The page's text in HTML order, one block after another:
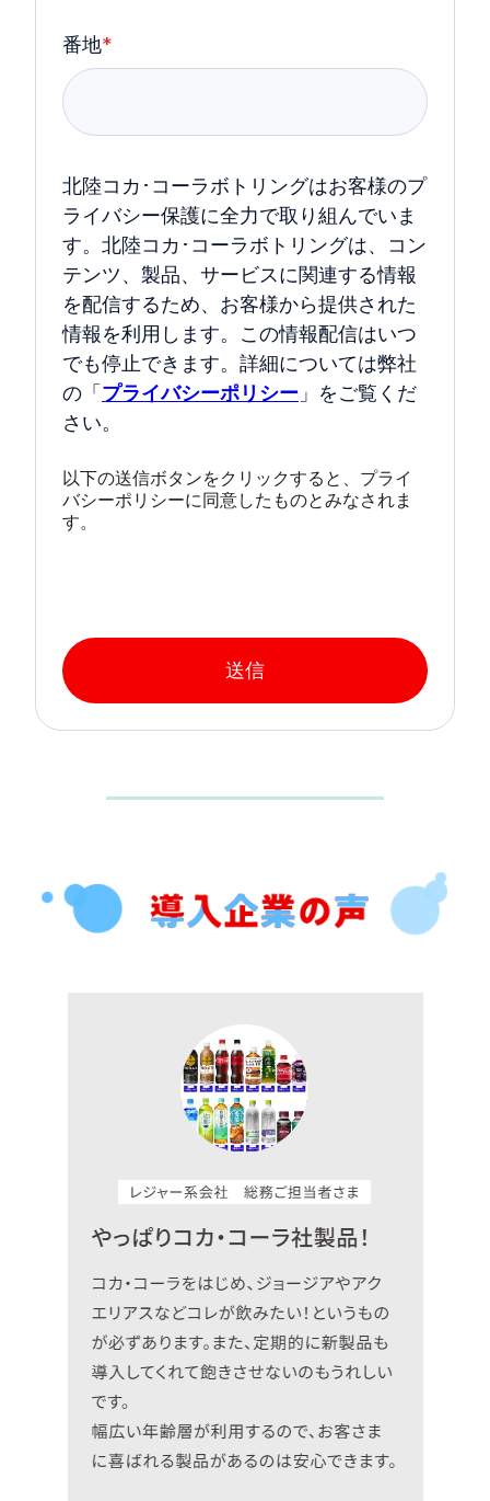
番地*
北陸コカ･コーラボトリングはお客様のプ
ライバシー保護に全力で取り組んでいま
す。北陸コカ･コーラボトリングは、コン
テンツ、製品、サービスに関連する情報
を配信するため、お客様から提供された
情報を利用します。この情報配信はいつ
でも停止できます。詳細については弊社
の「プライバシーポリシー 」をご覧くだ
さい。
以下の送信ボタンをクリックすると、プライ
バシーポリシーに同意したものとみなされま
す。
送信